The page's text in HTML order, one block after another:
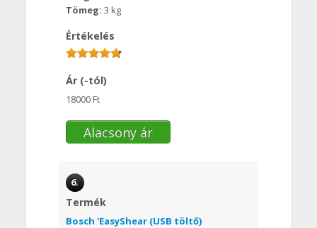
Tömeg: 3 kg
Értékelés
Ár (-tól)
18000 Ft
Alacsony ár
6.
Termék
Bosch 'EasyShear (USB töltő)